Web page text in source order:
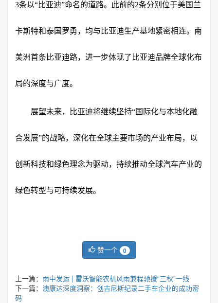
3条以“比亚迪”命名的道路。此前的2条分别位于美国兰
卡斯特和泰国罗勇，均与比亚迪生产基地紧密相连。南
美洲首条比亚迪路，进一步体现了比亚迪品牌全球化布
局的深度与广度。
展望未来，比亚迪将继续坚持“国际化与本地化融
合发展”的战略，深化在全球主要市场的产业布局，以
创新科技和绿色理念为驱动，持续推动全球汽车产业的
绿色转型与可持续发展。
赞一个 0
上一篇： 雨中发运 | 雷沃智能农机风雨兼程驰援“三秋”一线
下一篇： 澳康达深度洞察：创吉尼斯纪录二手车企业的成功密
码